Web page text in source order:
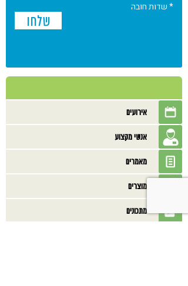
* שדות חובה
אירועים
אנשי מקצוע
מאמרים
מוצרים
מתכונים